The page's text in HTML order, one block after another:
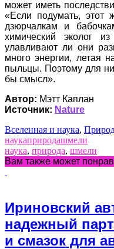
может иметь
«Если подумать, этот
дзюрчалкам и
химический эколог
улавливают ли они
много энергии, летая
пыльцы. Поэтому для
бы смысл».
Автор: Мэтт Каплан
Источник: Nature
Вселенная и наука,
наукаприродашмели
наука, природа, шмели
Вам также может
Ириновский
надежный
и смазок для